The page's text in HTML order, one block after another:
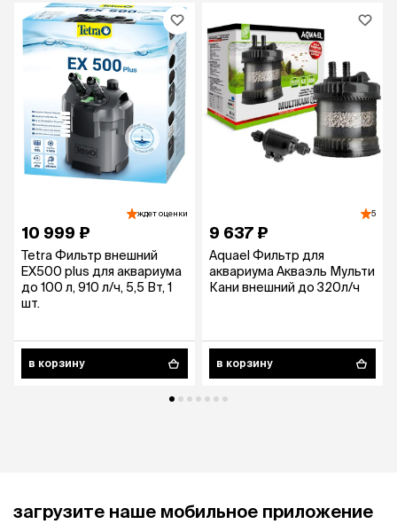
ждет оценки
10 999 ₽
Tetra Фильтр внешний
EX500 plus для аквариума
до 100 л, 910 л/ч, 5,5 Вт, 1
шт.
в корзину
5
9 637 ₽
Aquael Фильтр для
аквариума Акваэль Мульти
Кани внешний до 320л/ч
в корзину
загрузите наше мобильное приложение